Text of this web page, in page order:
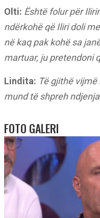
Olti: Është folur për
ndërkohë që Iliri doli
në kaq pak kohë sa
martuar, ju pretendoni
Lindita: Të gjithë
mund të shpreh
FOTO GALERI